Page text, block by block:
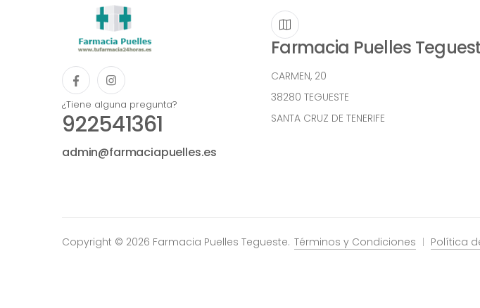
¿Tiene alguna pregunta?
922541361
admin@farmaciapuelles.es
Farmacia Puelles
CARMEN, 20
38280 TEGUESTE
SANTA CRUZ DE TENERIFE
Copyright © 2026 Farmacia Puelles Tegueste. Términos y Condiciones Política